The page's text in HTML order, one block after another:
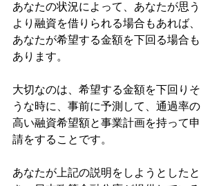
あなたの状況によって、あなたが思う
より融資を借りられる場合もあれば、
あなたが希望する金額を下回る場合も
あります。
大切なのは、希望する金額を下回りそ
うな時に、事前に予測して、通過率の
高い融資希望額と事業計画を持って申
請をすることです。
あなたが上記の説明をしようとしたと